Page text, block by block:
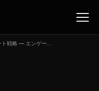
アプリエンゲージメント戦略 — エンゲージメントとスティッキネスを高める方法